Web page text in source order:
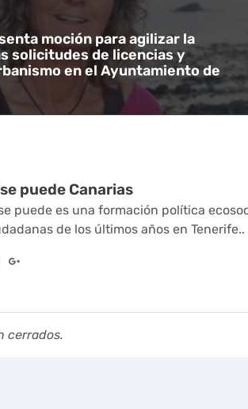
moción para agilizar la
solicitudes de licencias y
en el Ayuntamiento de
puede Canarias
puede es una formación política
de los últimos años en Tenerife..
cerrados.